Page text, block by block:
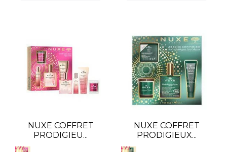
NUXE COFFRET
PRODIGIEU...
NUXE COFFRET
PRODIGIEUX...